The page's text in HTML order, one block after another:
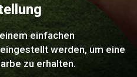
einfachen
werden, um eine
zu erhalten.